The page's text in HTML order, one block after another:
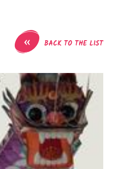
« BACK TO THE LIST